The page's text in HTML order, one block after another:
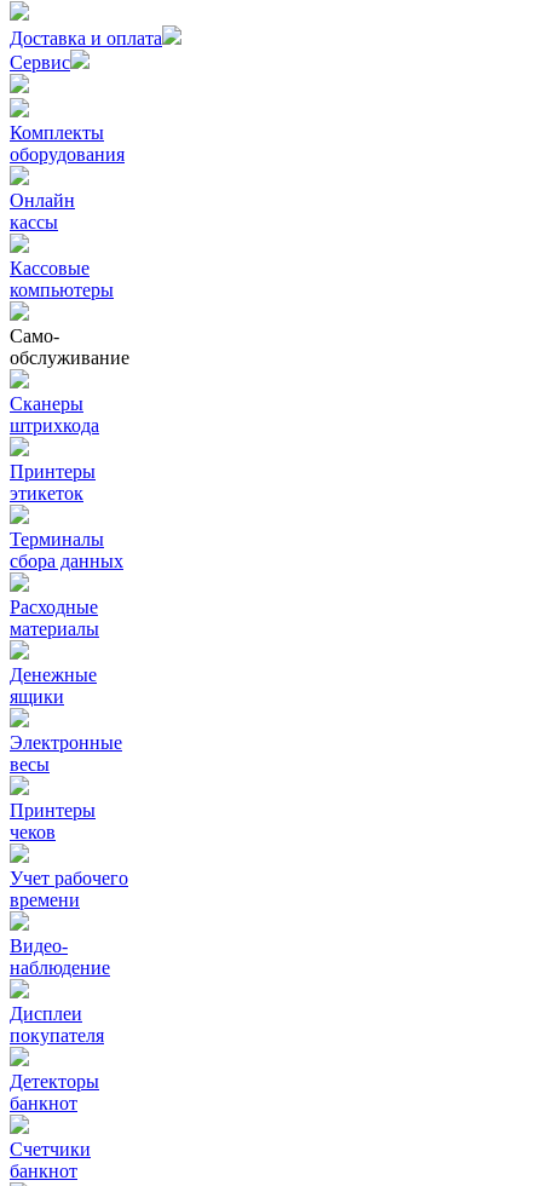
Доставка и оплата
Сервис
Комплекты
оборудования
Онлайн
кассы
Кассовые
компьютеры
Само-
обслуживание
Сканеры
штрихкода
Принтеры
этикеток
Терминалы
сбора данных
Расходные
материалы
Денежные
ящики
Электронные
весы
Принтеры
чеков
Учет рабочего
времени
Видео‑
наблюдение
Дисплеи
покупателя
Детекторы
банкнот
Счетчики
банкнот